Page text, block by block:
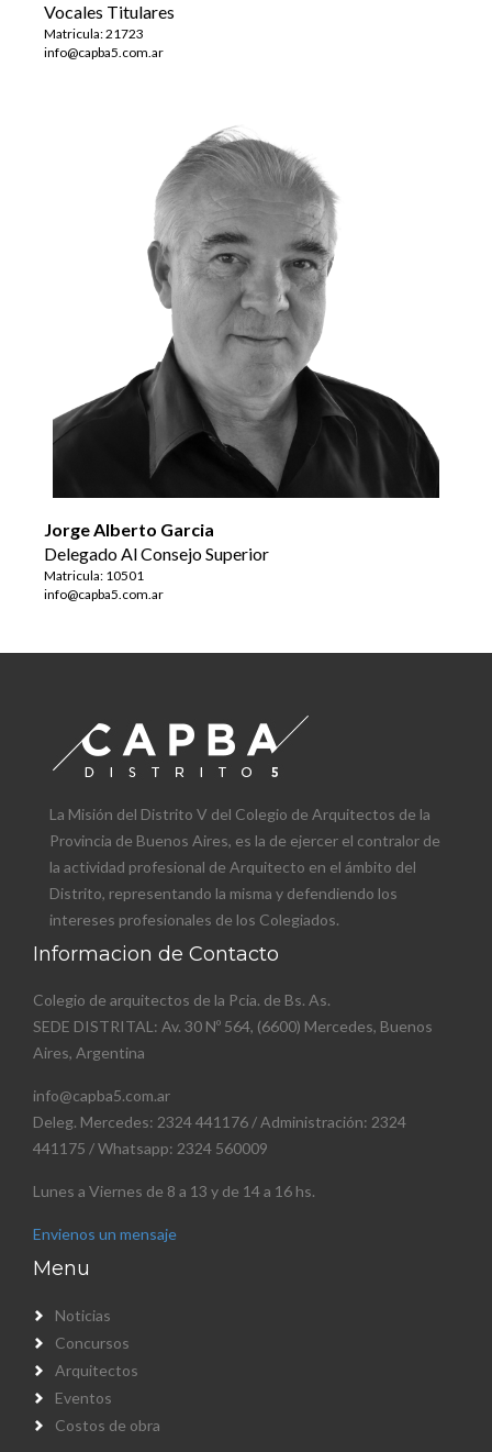
Vocales Titulares
Matricula: 21723
info@capba5.com.ar
Jorge Alberto Garcia
Delegado Al Consejo Superior
Matricula: 10501
info@capba5.com.ar
La Misión del Distrito V del Colegio de Arquitectos de la
Provincia de Buenos Aires, es la de ejercer el contralor de
la actividad profesional de Arquitecto en el ámbito del
Distrito, representando la misma y defendiendo los
intereses profesionales de los Colegiados.
Informacion de Contacto
Colegio de arquitectos de la Pcia. de Bs. As.
SEDE DISTRITAL: Av. 30 Nº 564, (6600) Mercedes, Buenos
Aires, Argentina
info@capba5.com.ar
Deleg. Mercedes: 2324 441176 / Administración: 2324
441175 / Whatsapp: 2324 560009
Lunes a Viernes de 8 a 13 y de 14 a 16 hs.
Envienos un mensaje
Menu
Noticias
Concursos
Arquitectos
Eventos
Costos de obra